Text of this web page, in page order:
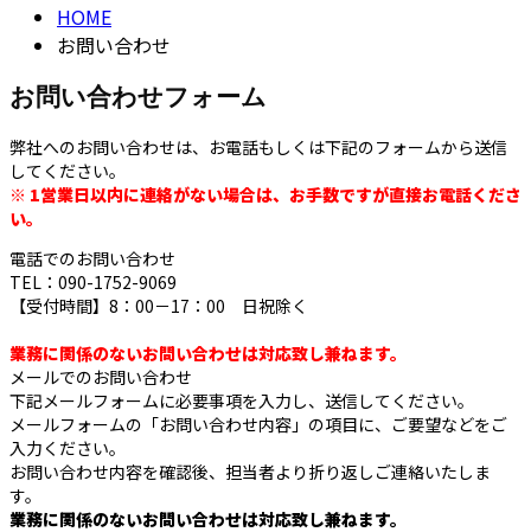
HOME
お問い合わせ
お問い合わせフォーム
弊社へのお問い合わせは、お電話もしくは下記のフォームから送信
してください。
※ 1営業日以内に連絡がない場合は、お手数ですが直接お電話くださ
い。
電話でのお問い合わせ
TEL：090-1752-9069
【受付時間】8：00－17：00 日祝除く
業務に関係のないお問い合わせは対応致し兼ねます。
メールでのお問い合わせ
下記メールフォームに必要事項を入力し、送信してください。
メールフォームの「お問い合わせ内容」の項目に、ご要望などをご
入力ください。
お問い合わせ内容を確認後、担当者より折り返しご連絡いたしま
す。
業務に関係のないお問い合わせは対応致し兼ねます。